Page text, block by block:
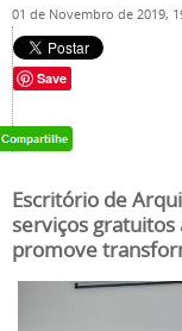
01 de Novembro de 2019,
Save
Escritório de
serviços gratuitos
promove